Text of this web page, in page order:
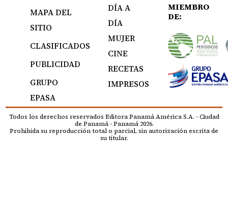
MAPA DEL
SITIO
CLASIFICADOS
PUBLICIDAD
GRUPO
EPASA
DÍA A
DÍA
MUJER
CINE
RECETAS
IMPRESOS
MIEMBRO
DE:
Todos los derechos reservados Editora Panamá América S.A. - Ciudad
de Panamá - Panamá 2026.
Prohibida su reproducción total o parcial, sin autorización escrita de
su titular.